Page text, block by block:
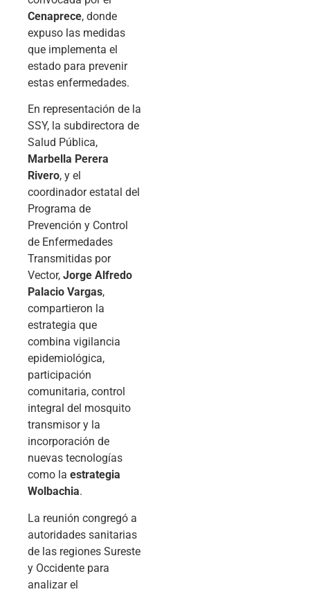
Cenaprece, donde
expuso las medidas
que implementa el
estado para prevenir
estas enfermedades.
En representación de la
SSY, la subdirectora de
Salud Pública,
Marbella Perera
Rivero, y el
coordinador estatal del
Programa de
Prevención y Control
de Enfermedades
Transmitidas por
Vector, Jorge Alfredo
Palacio Vargas,
compartieron la
estrategia que
combina vigilancia
epidemiológica,
participación
comunitaria, control
integral del mosquito
transmisor y la
incorporación de
nuevas tecnologías
como la estrategia
Wolbachia.
La reunión congregó a
autoridades sanitarias
de las regiones Sureste
y Occidente para
analizar el